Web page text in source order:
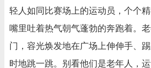
轻人如同比赛场上的运动员，个个
嘴里吐着热气朝气蓬勃的奔跑着。
门，容光焕发地在广场上伸伸手、
时地跳一跳。别看他们是老年人，